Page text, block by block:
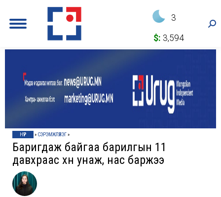
3
$: 3,594
НҮҮР » СЭРЭМЖЛҮҮЛЭГ»
Баригдаж байгаа барилгын 11
давхраас хүн унаж, нас баржээ